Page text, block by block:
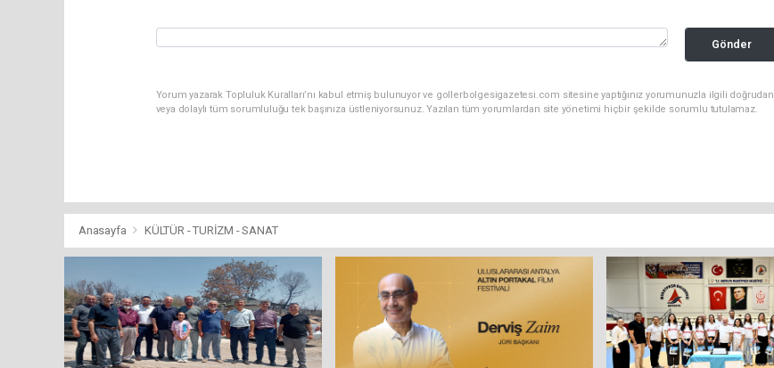
Gönder
Yorum yazarak Topluluk Kuralları’nı kabul etmiş bulunuyor ve gollerbolgesigazetesi.com sitesine yaptığınız yorumunuzla ilgili doğrudan
veya dolaylı tüm sorumluluğu tek başınıza üstleniyorsunuz. Yazılan tüm yorumlardan site yönetimi hiçbir şekilde sorumlu tutulamaz.
Anasayfa KÜLTÜR - TURİZM - SANAT